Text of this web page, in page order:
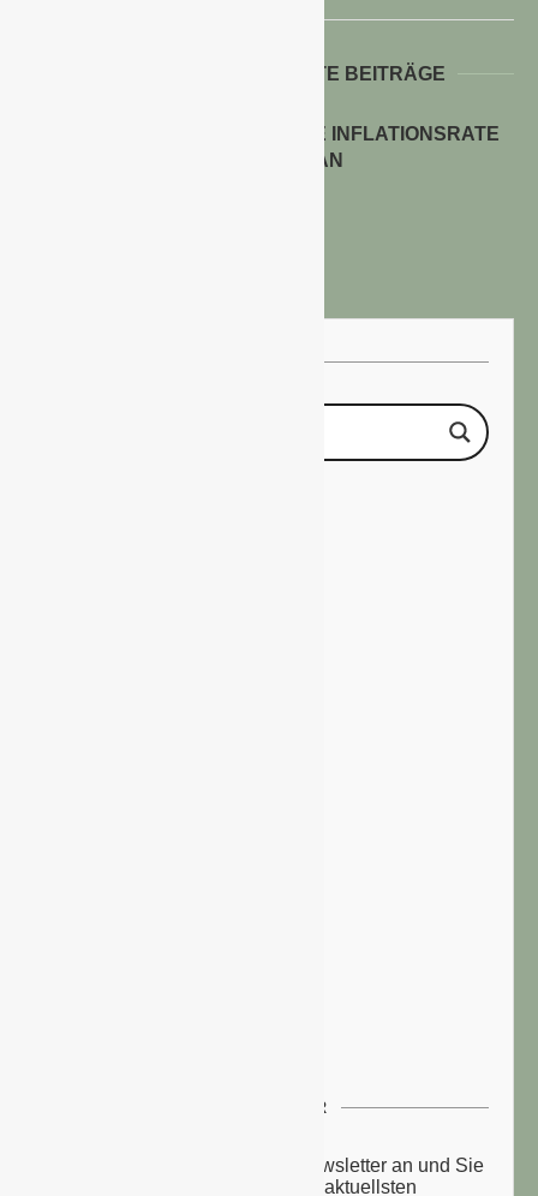
WEITERE INTERESSANTE BEITRÄGE
ENERGIEPREISE TREIBEN DIE INFLATIONSRATE
IM JULI 2026 AN
NEWSLETTER
Melden Sie sich zu unserem Newsletter an und Sie
erhalten einmal wöchentlich die aktuellsten